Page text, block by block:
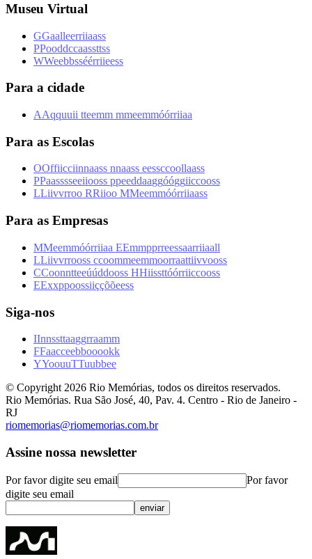
Museu Virtual
GGaalleerriiaass
PPooddccaassttss
WWeebbsséérriieess
Para a cidade
AAqquuii tteemm mmeemmóórriiaa
Para as Escolas
OOffiicciinnaass nnaass eessccoollaass
PPaasssseeiiooss ppeeddaaggóóggiiccooss
LLiivvrroo RRiioo MMeemmóórriiaass
Para as Empresas
MMeemmóórriiaa EEmmpprreessaarriiaall
LLiivvrrooss ccoommeemmoorraattiivvooss
CCoonntteeúúddooss HHiissttóórriiccooss
EExxppoossiiççõõeess
Siga-nos
IInnssttaaggrraamm
FFaacceebbooookk
YYoouuTTuubbee
© Copyright 2026 Rio Memórias, todos os direitos reservados.
Rio Memórias. Rua São José, 40, Pav. 4. Centro - Rio de Janeiro -
RJ
riomemorias@riomemorias.com.br
Assine nossa newsletter
Por favor digite seu email
Por favor
digite seu email
enviar